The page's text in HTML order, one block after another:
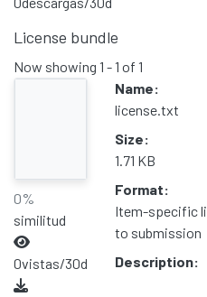
License bundle
Now showing 1 - 1 of 1
0%
similitud
0vistas/30d
Name:
license.txt
Size:
1.71 KB
Format:
Item-specific
to submission
Description: